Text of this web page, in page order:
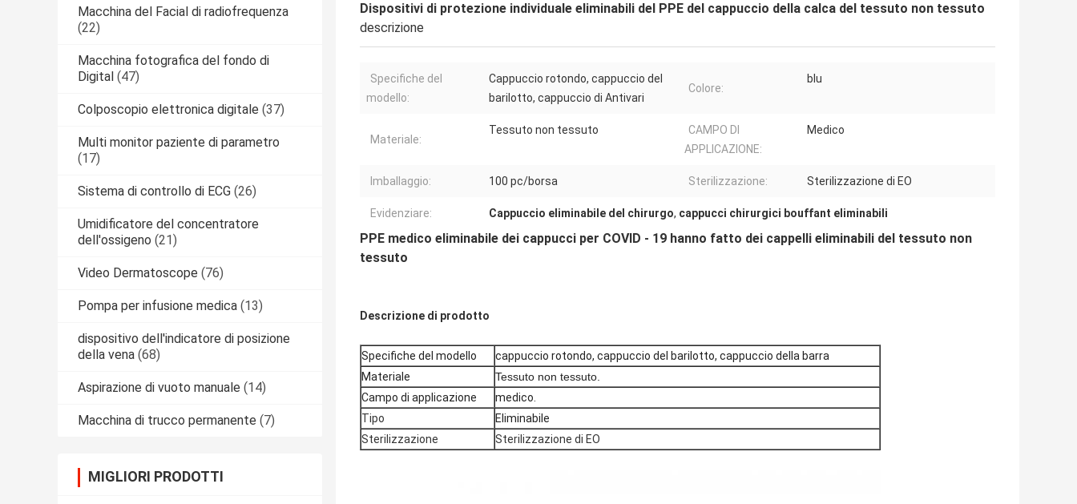
Macchina del Facial di radiofrequenza
(22)
Macchina fotografica del fondo di
Digital (47)
Colposcopio elettronica digitale (37)
Multi monitor paziente di parametro
(17)
Sistema di controllo di ECG (26)
Umidificatore del concentratore
dell'ossigeno (21)
Video Dermatoscope (76)
Pompa per infusione medica (13)
dispositivo dell'indicatore di posizione
della vena (68)
Aspirazione di vuoto manuale (14)
Macchina di trucco permanente (7)
MIGLIORI PRODOTTI
Dispositivi di protezione individuale eliminabili del PPE del cappuccio della calca del tessuto non tessuto
descrizione
Specifiche del
modello:
Cappuccio rotondo, cappuccio del
barilotto, cappuccio di Antivari
Colore:
blu
Materiale:
Tessuto non tessuto
CAMPO DI
APPLICAZIONE:
Medico
Imballaggio: 100 pc/borsa Sterilizzazione: Sterilizzazione di EO
Evidenziare: Cappuccio eliminabile del chirurgo, cappucci chirurgici bouffant eliminabili
PPE medico eliminabile dei cappucci per COVID - 19 hanno fatto dei cappelli eliminabili del tessuto non
tessuto
Descrizione di prodotto
Specifiche del modello
cappuccio rotondo, cappuccio del barilotto, cappuccio della barra
Materiale
Tessuto non tessuto.
Campo di applicazione
medico.
Tipo
Eliminabile
Sterilizzazione
Sterilizzazione di EO